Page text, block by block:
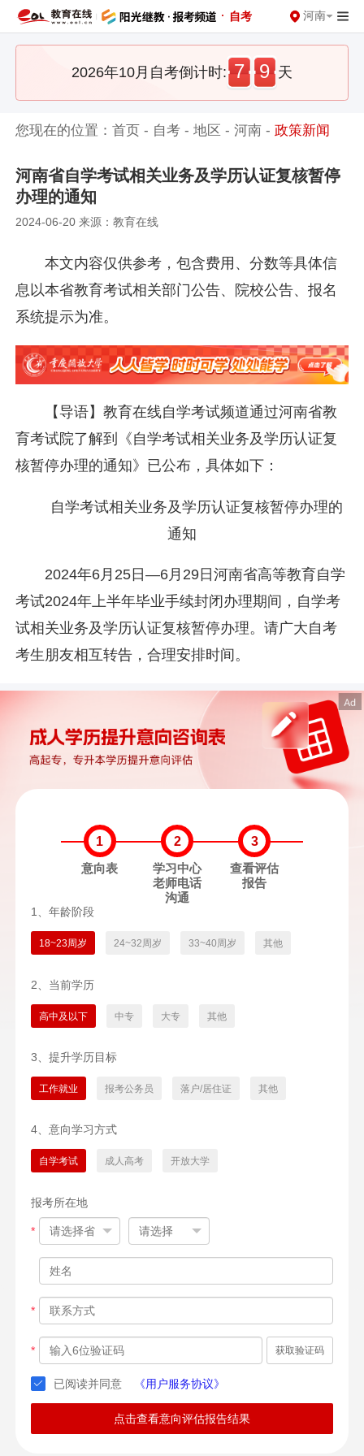
· 自考 河南
2026年10月自考倒计时: 7 9 天
您现在的位置：首页 - 自考 -地区 -河南 -政策新闻
河南省自学考试相关业务及学历认证复核暂停
办理的通知
2024-06-20 来源：教育在线
本文内容仅供参考，包含费用、分数等具体信
息以本省教育考试相关部门公告、院校公告、报名
系统提示为准。
【导语】教育在线自学考试频道通过河南省教
育考试院了解到《自学考试相关业务及学历认证复
核暂停办理的通知》已公布，具体如下：
自学考试相关业务及学历认证复核暂停办理的
通知
2024年6月25日—6月29日河南省高等教育自学
考试2024年上半年毕业手续封闭办理期间，自学考
试相关业务及学历认证复核暂停办理。请广大自考
考生朋友相互转告，合理安排时间。
1
意向表
2
学习中心
老师电话
沟通
3
查看评估
报告
1、年龄阶段
18~23周岁 24~32周岁 33~40周岁 其他
2、当前学历
高中及以下 中专 大专 其他
3、提升学历目标
工作就业 报考公务员 落户/居住证 其他
4、意向学习方式
自学考试 成人高考 开放大学
报考所在地
*
*
* 获取验证码
已阅读并同意 《用户服务协议》
点击查看意向评估报告结果